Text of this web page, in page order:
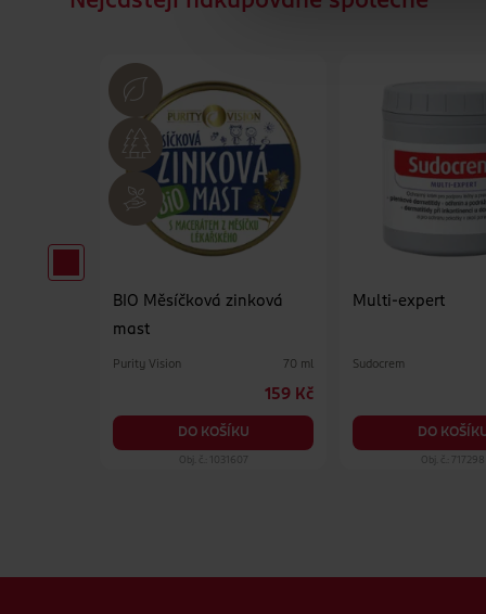
BIO Měsíčková zinková
mast
Purity Vision 70 ml
159 Kč
DO KOŠÍKU
Multi-expert
Sudocrem
DO
Obj. č.: 717298